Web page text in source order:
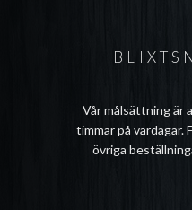
Vår målsättning är
timmar på vardagar.
övriga